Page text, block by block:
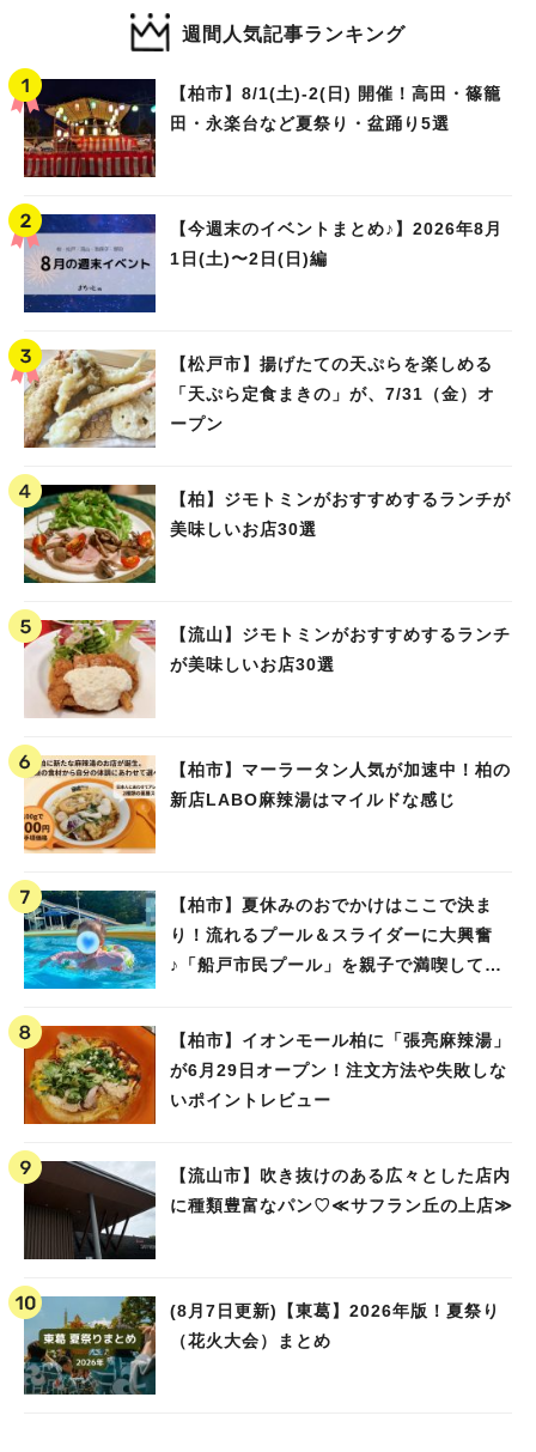
週間人気記事ランキング
【柏市】8/1(土)‐2(日) 開催！高田・篠籠
田・永楽台など夏祭り・盆踊り5選
【今週末のイベントまとめ♪】2026年8月
1日(土)〜2日(日)編
【松戸市】揚げたての天ぷらを楽しめる
「天ぷら定食まきの」が、7/31（金）オ
ープン
【柏】ジモトミンがおすすめするランチが
美味しいお店30選
【流山】ジモトミンがおすすめするランチ
が美味しいお店30選
【柏市】マーラータン人気が加速中！柏の
新店LABO麻辣湯はマイルドな感じ
【柏市】夏休みのおでかけはここで決ま
り！流れるプール＆スライダーに大興奮
♪「船戸市民プール」を親子で満喫してき
【柏市】イオンモール柏に「張亮麻辣湯」
が6月29日オープン！注文方法や失敗しな
いポイントレビュー
【流山市】吹き抜けのある広々とした店内
に種類豊富なパン♡≪サフラン丘の上店≫
(8月7日更新)【東葛】2026年版！夏祭り
（花火大会）まとめ